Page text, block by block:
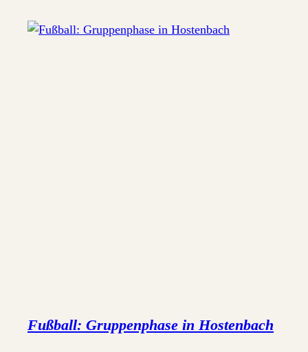
Fußball: Gruppenphase in Hostenbach